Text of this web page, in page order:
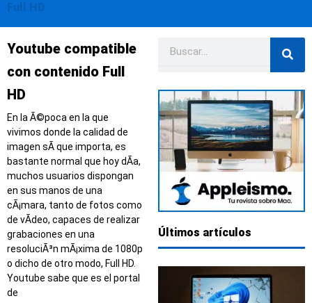
Full HD
Youtube compatible
con contenido Full
HD
En la Ã©poca en la que
vivimos donde la calidad de
imagen sÃ­ que importa, es
bastante normal que hoy dÃ­a,
muchos usuarios dispongan
en sus manos de una
cÃ¡mara, tanto de fotos como
de vÃ­deo, capaces de realizar
grabaciones en una
resoluciÃ³n mÃ¡xima de 1080p
o dicho de otro modo, Full HD.
Youtube sabe que es el portal
de
PáginaPáginaPáginaPágina
Últimos artículos